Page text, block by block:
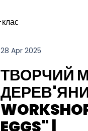
28 Apr 2025
ТВОРЧИЙ